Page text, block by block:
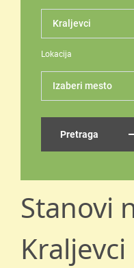
Lokacija
Izaberi mesto
Pretraga
Stanovi
Kraljevci